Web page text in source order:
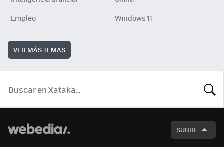
Empleo
Windows 11
VER MÁS TEMAS
SUBIR